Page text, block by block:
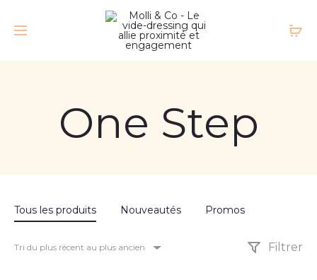
One Step
Tous les produits Nouveautés Promos
Tri du plus récent au plus ancien Filtrer